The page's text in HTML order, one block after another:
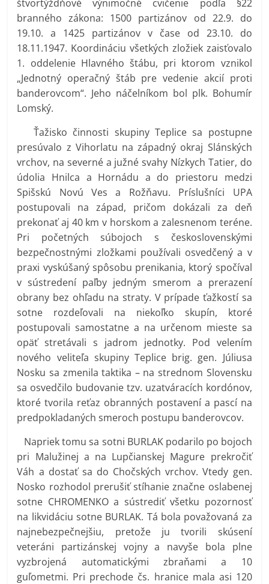
štvortýždňové výnimočné cvičenie podľa §22
branného zákona: 1500 partizánov od 22.9. do
19.10. a 1425 partizánov v čase od 23.10. do
18.11.1947. Koordináciu všetkých zložiek zaisťovalo
1. oddelenie Hlavného štábu, pri ktorom vznikol
„Jednotný operačný štáb pre vedenie akcií proti
banderovcom“. Jeho náčelníkom bol plk. Bohumír
Lomský.
Ťažisko činnosti skupiny Teplice sa postupne
presúvalo z Vihorlatu na západný okraj Slánských
vrchov, na severné a južné svahy Nízkych Tatier, do
údolia Hnilca a Hornádu a do priestoru medzi
Spišskú Novú Ves a Rožňavu. Príslušníci UPA
postupovali na západ, pričom dokázali za deň
prekonať aj 40 km v horskom a zalesnenom teréne.
Pri početných súbojoch s československými
bezpečnostnými zložkami používali osvedčený a v
praxi vyskúšaný spôsobu prenikania, ktorý spočíval
v sústredení paľby jedným smerom a prerazení
obrany bez ohľadu na straty. V prípade ťažkostí sa
sotne rozdeľovali na niekoľko skupín, ktoré
postupovali samostatne a na určenom mieste sa
opäť stretávali s jadrom jednotky. Pod velením
nového veliteľa skupiny Teplice brig. gen. Júliusa
Nosku sa zmenila taktika – na strednom Slovensku
sa osvedčilo budovanie tzv. uzatváracích kordónov,
ktoré tvorila reťaz obranných postavení a pascí na
predpokladaných smeroch postupu banderovcov.
Napriek tomu sa sotni BURLAK podarilo po bojoch
pri Malužinej a na Lupčianskej Magure prekročiť
Váh a dostať sa do Chočských vrchov. Vtedy gen.
Nosko rozhodol prerušiť stíhanie značne oslabenej
sotne CHROMENKO a sústrediť všetku pozornosť
na likvidáciu sotne BURLAK. Tá bola považovaná za
najnebezpečnejšiu, pretože ju tvorili skúsení
veteráni partizánskej vojny a navyše bola plne
vyzbrojená automatickými zbraňami a 10
guľometmi. Pri prechode čs. hranice mala asi 120